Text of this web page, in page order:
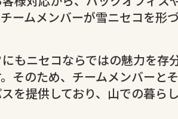
ームメンバーが雪ニセコを形
もニセコならではの魅力を存
そのため、チームメンバーと
を提供しており、山での暮ら